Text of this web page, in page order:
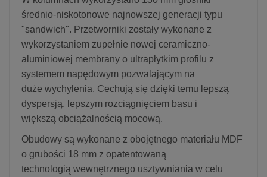
średnio-niskotonowe najnowszej generacji typu
"sandwich". Przetworniki zostały wykonane z
wykorzystaniem zupełnie nowej ceramiczno-
aluminiowej membrany o ultrapłytkim profilu z
systemem napędowym pozwalającym na
duże wychylenia. Cechują się dzięki temu lepszą
dyspersją, lepszym rozciągnięciem basu i
większą obciążalnością mocową.
Obudowy są wykonane z obojętnego materiału MDF
o grubości 18 mm z opatentowaną
technologią wewnętrznego usztywniania w celu